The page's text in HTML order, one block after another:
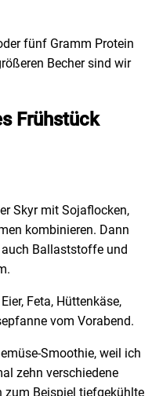
fünf Gramm Protein
Becher sind wir
Frühstück
Skyr mit Sojaflocken,
kombinieren. Dann
Ballaststoffe und
Feta, Hüttenkäse,
vom Vorabend.
Smoothie, weil ich
zehn verschiedene
zum Beispiel tiefgekühlte